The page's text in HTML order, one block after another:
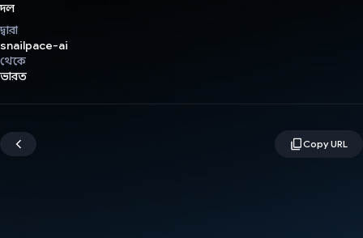
দল
দ্বারা
snailpace-ai
থেকে
ভারত